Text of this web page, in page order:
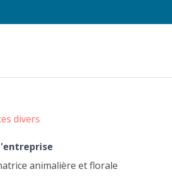
divers
animalière et florale